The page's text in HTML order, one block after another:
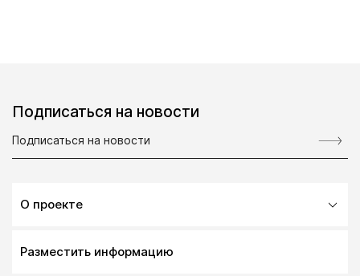
Подписаться на новости
О проекте
Разместить информацию